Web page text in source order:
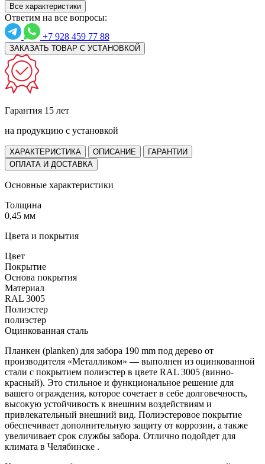
Все характеристики
Ответим на все вопросы:
+7 928 459 77 88
ЗАКАЗАТЬ ТОВАР С УСТАНОВКОЙ
Гарантия 15 лет
на продукцию с установкой
ХАРАКТЕРИСТИКА ОПИСАНИЕ
ГАРАНТИИ
ОПЛАТА И ДОСТАВКА
Основные характеристики
Толщина
0,45 мм
Цвета и покрытия
Цвет
Покрытие
Основа покрытия
Материал
RAL 3005
Полиэстер
полиэстер
Оцинкованная сталь
Планкен (planken) для забора 190 mm под дерево от
производителя «Металликом» — выполнен из оцинкованной
стали с покрытием полиэстер в цвете RAL 3005 (винно-
красный). Это стильное и функциональное решение для
вашего ограждения, которое сочетает в себе долговечность,
высокую устойчивость к внешним воздействиям и
привлекательный внешний вид. Полиэстеровое покрытие
обеспечивает дополнительную защиту от коррозии, а также
увеличивает срок службы забора. Отлично подойдет для
климата в Челябинске .